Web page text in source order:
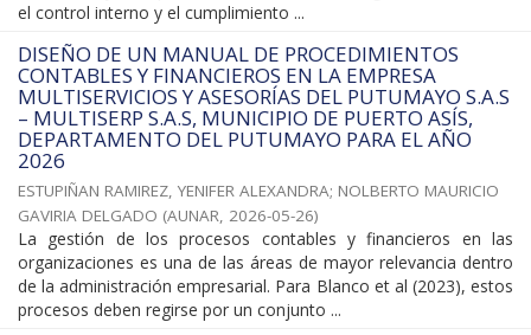
el control interno y el cumplimiento ...
DISEÑO DE UN MANUAL DE PROCEDIMIENTOS
CONTABLES Y FINANCIEROS EN LA EMPRESA
MULTISERVICIOS Y ASESORÍAS DEL PUTUMAYO S.A.S
– MULTISERP S.A.S, MUNICIPIO DE PUERTO ASÍS,
DEPARTAMENTO DEL PUTUMAYO PARA EL AÑO
2026
ESTUPIÑAN RAMIREZ, YENIFER ALEXANDRA; NOLBERTO MAURICIO
GAVIRIA DELGADO (AUNAR, 2026-05-26)
La gestión de los procesos contables y financieros en las
organizaciones es una de las áreas de mayor relevancia dentro
de la administración empresarial. Para Blanco et al (2023), estos
procesos deben regirse por un conjunto ...